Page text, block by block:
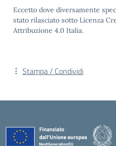
Eccetto dove diversamente
stato rilasciato sotto Licenza
Attribuzione 4.0 Italia.
Stampa / Condividi